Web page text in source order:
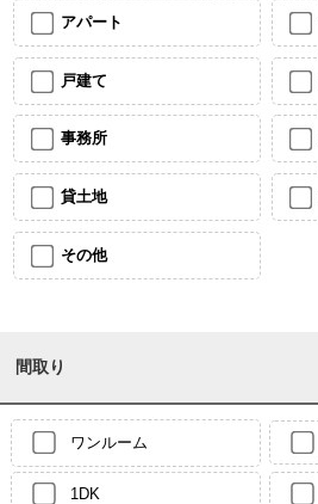
アパート
戸建て
事務所
貸土地
その他
間取り
ワンルーム
1DK